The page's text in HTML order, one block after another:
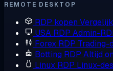
REMOTE DESKTOP
RDP kopen
USA RDP Admin-
Forex RDP Trading-
Botting RDP Altijd
Linux RDP Linux-